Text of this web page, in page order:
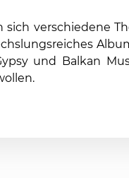
sich verschiedene
und Balkan